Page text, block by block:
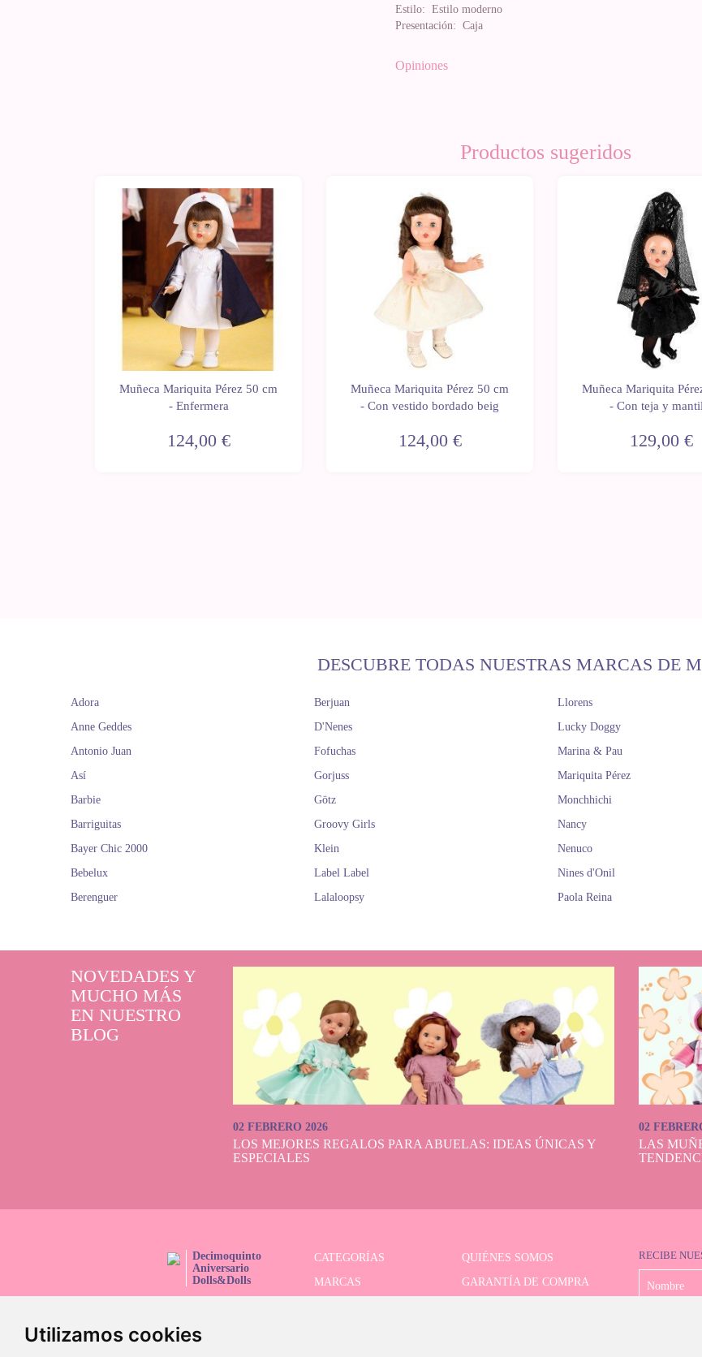
Utilizamos cookies
Estilo: Estilo moderno
Presentación: Caja
Opiniones
Productos sugeridos
Muñeca Mariquita Pérez 50 cm
- Enfermera
124,00 €
Muñeca Mariquita Pérez 50 cm
- Con vestido bordado beig
124,00 €
Muñeca Mariquita
- Con teja y
129,00 €
DESCUBRE TODAS NUESTRAS MARCAS DE
Adora
Anne Geddes
Antonio Juan
Así
Barbie
Barriguitas
Bayer Chic 2000
Bebelux
Berenguer
Berjuan
D'Nenes
Fofuchas
Gorjuss
Götz
Groovy Girls
Klein
Label Label
Lalaloopsy
Llorens
Lucky Doggy
Marina & Pau
Mariquita Pérez
Monchhichi
Nancy
Nenuco
Nines d'Onil
Paola Reina
NOVEDADES Y
MUCHO MÁS
EN NUESTRO
BLOG
02 FEBRERO 2026
LOS MEJORES REGALOS PARA ABUELAS: IDEAS ÚNICAS Y
ESPECIALES
02
LAS
Decimoquinto
Aniversario
Dolls&Dolls
CATEGORÍAS
QUIÉNES SOMOS
MARCAS
GARANTÍA DE COMPRA
RECIBE